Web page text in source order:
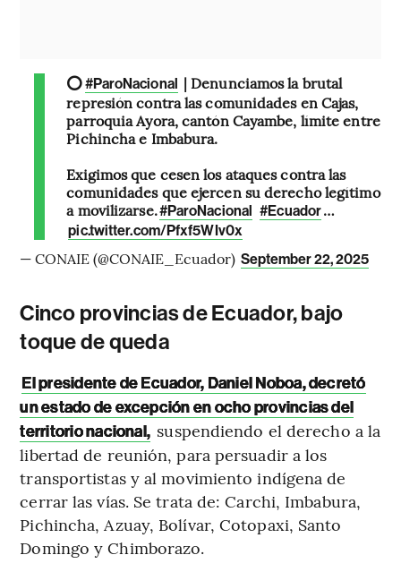
⭕#ParoNacional | Denunciamos la brutal
represión contra las comunidades en Cajas,
parroquia Ayora, cantón Cayambe, límite entre
Pichincha e Imbabura.
Exigimos que cesen los ataques contra las
comunidades que ejercen su derecho legítimo
a movilizarse.#ParoNacional #Ecuador…
pic.twitter.com/Pfxf5WIv0x
— CONAIE (@CONAIE_Ecuador) September 22, 2025
Cinco provincias de Ecuador, bajo
toque de queda
El presidente de Ecuador, Daniel Noboa, decretó
un estado de excepción en ocho provincias del
territorio nacional, suspendiendo el derecho a la
libertad de reunión, para persuadir a los
transportistas y al movimiento indígena de
cerrar las vías. Se trata de: Carchi, Imbabura,
Pichincha, Azuay, Bolívar, Cotopaxi, Santo
Domingo y Chimborazo.